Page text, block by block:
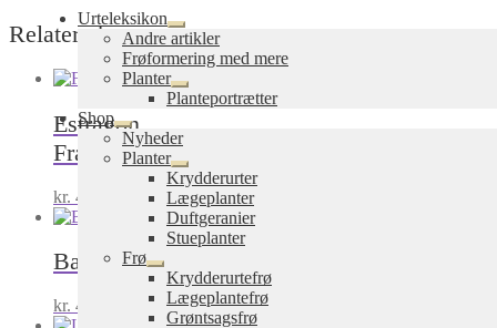
Urteleksikon
Udfold
undermenu
Andre artikler
Frøformering med mere
Planter
Udfold
undermenu
Planteportrætter
Shop
Udfold
undermenu
Nyheder
Planter
Udfold
undermenu
Krydderurter
Lægeplanter
Duftgeranier
Stueplanter
Frø
Udfold
undermenu
Krydderurtefrø
Lægeplantefrø
Grøntsagsfrø
Relaterede varer
Estragon
Fransk estragon
kr. 45,00 inkl. moms Tilføj til kurv
Balsam, (Bibelurt)
kr. 45,00 inkl. moms Tilføj til kurv